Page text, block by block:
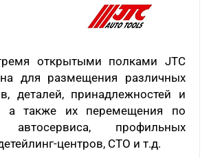
открытыми полками JTC
для размещения различных
деталей, принадлежностей и
а также их перемещения по
автосервиса, профильных
центров, СТО и т.д.